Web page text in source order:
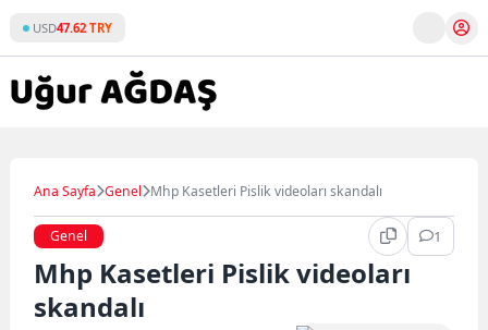
content
USD47.62 TRY
Ana Sayfa Genel Mhp Kasetleri Pislik videoları skandalı
Genel 1
Mhp Kasetleri Pislik videoları
skandalı